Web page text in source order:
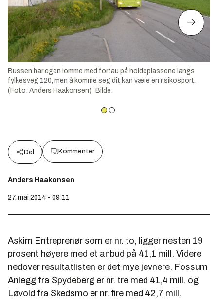
Bussen har egen lomme med fortau på holdeplassene langs
fylkesveg 120, men å komme seg dit kan være en risikosport.
(Foto: Anders Haakonsen)
Bilde:
Del Kommenter
Anders Haakonsen
27. mai 2014 - 09:11
Askim Entreprenør som er nr. to, ligger nesten 19
prosent høyere med et anbud på 41,1 mill. Videre
nedover resultatlisten er det mye jevnere. Fossum
Anlegg fra Spydeberg er nr. tre med 41,4 mill. og
Løvold fra Skedsmo er nr. fire med 42,7 mill.